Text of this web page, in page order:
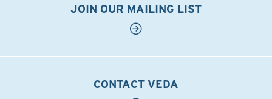
JOIN OUR MAILING LIST
CONTACT VEDA